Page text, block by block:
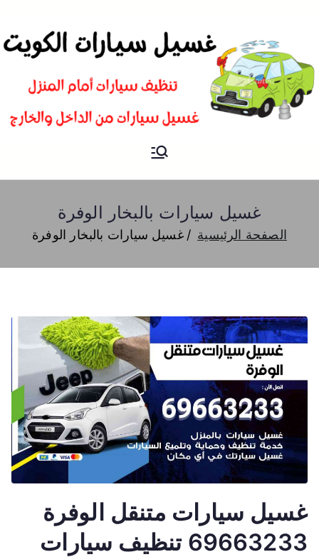
سيارات
شركة تنظيف سيارات و تلميع و
غسيل سيارات بالبخار الوفرة
الصفحة الرئيسية غسيل سيارات بالبخار الوفرة
غسيل سيارات متنقل الوفرة
69663233 تنظيف سيارات